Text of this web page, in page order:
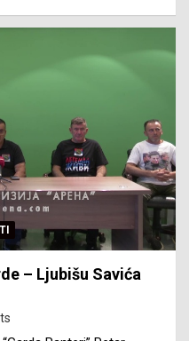
– Ljubišu Savića